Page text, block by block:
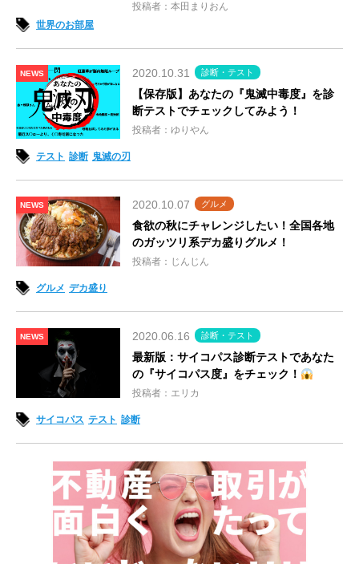
投稿者：本田まりおん
世界のお部屋
NEWS 2020.10.31 診断・テスト
【保存版】あなたの『鬼滅中毒度』を診
断テストでチェックしてみよう！
投稿者：ゆりやん
テスト 診断 鬼滅の刃
NEWS 2020.10.07 グルメ
食欲の秋にチャレンジしたい！全国各地
のガッツリ系デカ盛りグルメ！
投稿者：じんじん
グルメ デカ盛り
NEWS 2020.06.16 診断・テスト
最新版：サイコパス診断テストであなた
の『サイコパス度』をチェック！
投稿者：エリカ
サイコパス テスト 診断